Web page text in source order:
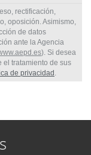
rectificación,
oposición. Asimismo,
de datos
ante la Agencia
). Si desea
el tratamiento de sus
de privacidad.